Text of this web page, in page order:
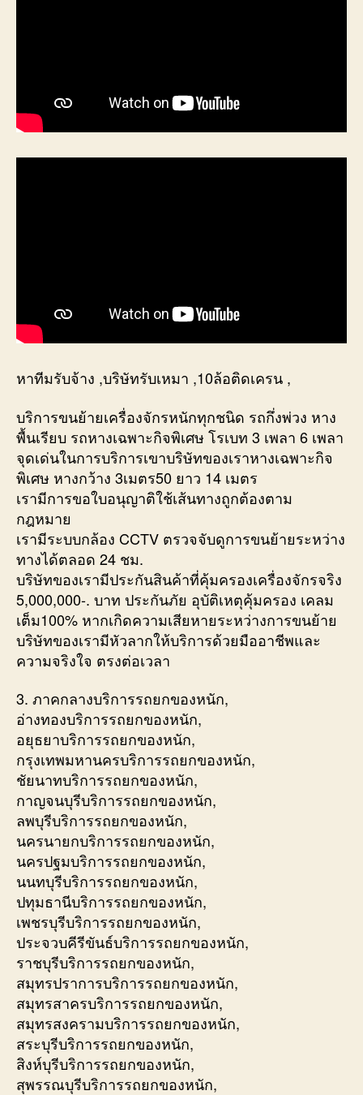
หาทีมรับจ้าง ,บริษัทรับเหมา ,10ล้อติดเครน ,
บริการขนย้ายเครื่องจักรหนักทุกชนิด รถกึ่งพ่วง หาง
พื้นเรียบ รถหางเฉพาะกิจพิเศษ โรเบท 3 เพลา 6 เพลา
จุดเด่นในการบริการเขาบริษัทของเราหางเฉพาะกิจ
พิเศษ หางกว้าง 3เมตร50 ยาว 14 เมตร
เรามีการขอใบอนุญาติใช้เส้นทางถูกต้องตาม
กฎหมาย
เรามีระบบกล้อง CCTV ตรวจจับดูการขนย้ายระหว่าง
ทางได้ตลอด 24 ชม.
บริษัทของเรามีประกันสินค้าที่คุ้มครองเครื่องจักรจริง
5,000,000-. บาท ประกันภัย อุบัติเหตุคุ้มครอง เคลม
เต็ม100% หากเกิดความเสียหายระหว่างการขนย้าย
บริษัทของเรามีหัวลากให้บริการด้วยมืออาชีพและ
ความจริงใจ ตรงต่อเวลา
3. ภาคกลางบริการรถยกของหนัก,
อ่างทองบริการรถยกของหนัก,
อยุธยาบริการรถยกของหนัก,
กรุงเทพมหานครบริการรถยกของหนัก,
ชัยนาทบริการรถยกของหนัก,
กาญจนบุรีบริการรถยกของหนัก,
ลพบุรีบริการรถยกของหนัก,
นครนายกบริการรถยกของหนัก,
นครปฐมบริการรถยกของหนัก,
นนทบุรีบริการรถยกของหนัก,
ปทุมธานีบริการรถยกของหนัก,
เพชรบุรีบริการรถยกของหนัก,
ประจวบคีรีขันธ์บริการรถยกของหนัก,
ราชบุรีบริการรถยกของหนัก,
สมุทรปราการบริการรถยกของหนัก,
สมุทรสาครบริการรถยกของหนัก,
สมุทรสงครามบริการรถยกของหนัก,
สระบุรีบริการรถยกของหนัก,
สิงห์บุรีบริการรถยกของหนัก,
สุพรรณบุรีบริการรถยกของหนัก,